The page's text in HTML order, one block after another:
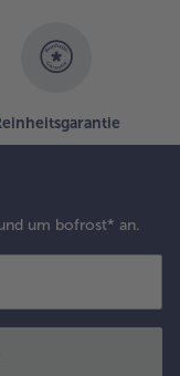
um bofrost* an.